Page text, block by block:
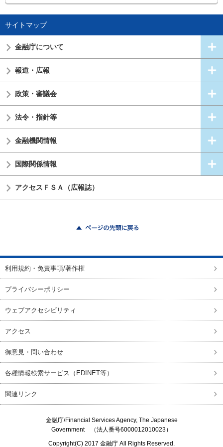
サイトマップ
金融庁について
報道・広報
政策・審議会
法令・指針等
金融機関情報
国際関係情報
アクセスＦＳＡ（広報誌）
利用規約・免責事項/著作権
プライバシーポリシー
ウェブアクセシビリティ
アクセス
御意見・問い合わせ
各種情報検索サービス（EDINET等）
関連リンク
金融庁/Financial Services Agency, The Japanese
Government（法人番号6000012010023）
Copyright(C) 2017 金融庁 All Rights Reserved.